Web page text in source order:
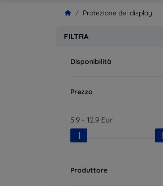
Protezione del display
FILTRA
Disponibilità
Prezzo
5.9 - 12.9 Eur
Produttore